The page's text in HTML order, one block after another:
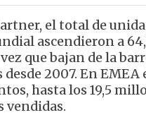
el total de
ascendieron a
que bajan de la
2007. En EMEA
hasta los 19,5
vendidas.